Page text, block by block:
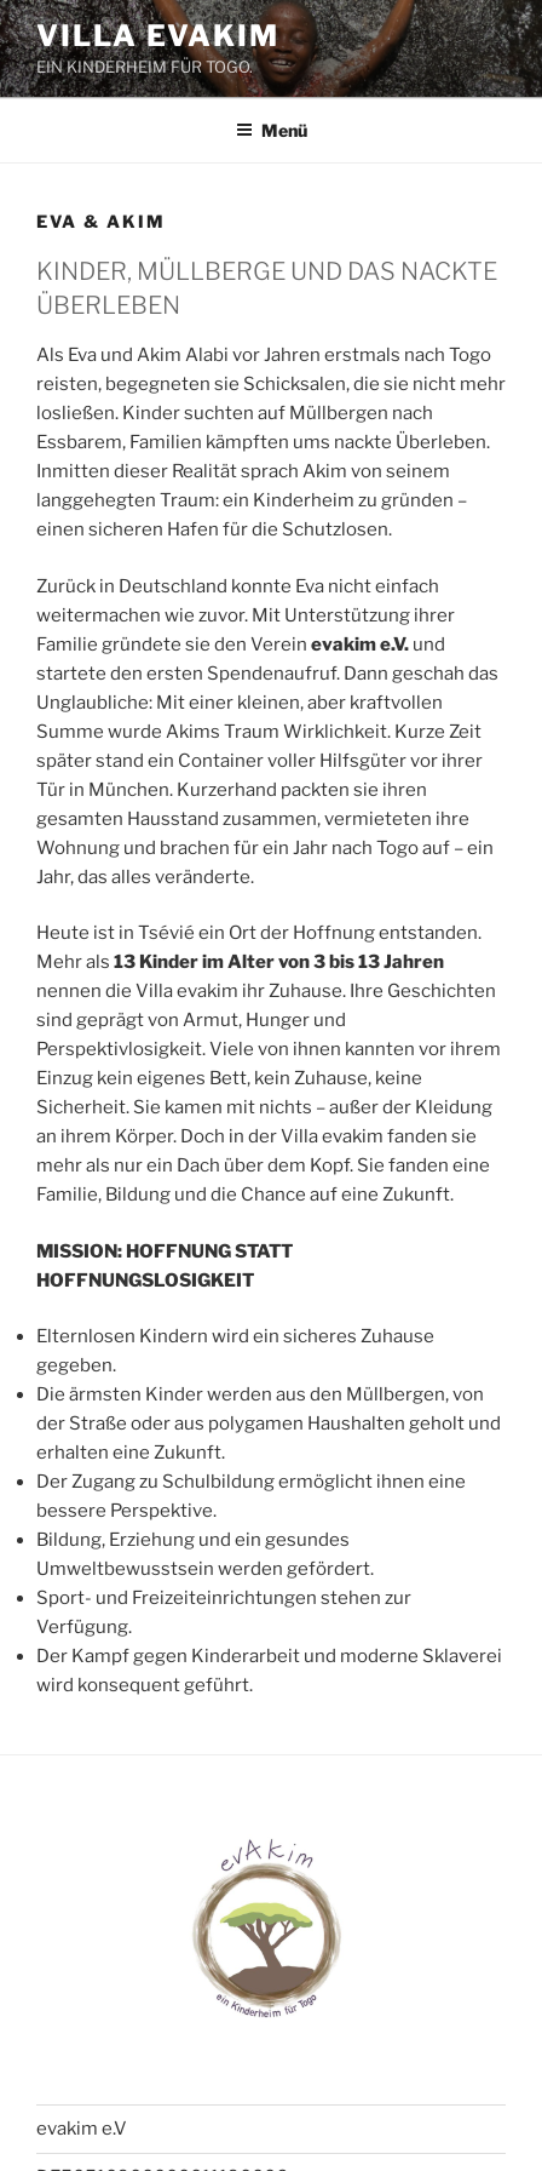
Zum
Inhalt
springen
VILLA EVAKIM
EIN KINDERHEIM FÜR TOGO.
Menü
EVA & AKIM
KINDER, MÜLLBERGE UND DAS NACKTE
ÜBERLEBEN
Als Eva und Akim Alabi vor Jahren erstmals nach Togo
reisten, begegneten sie Schicksalen, die sie nicht mehr
losließen. Kinder suchten auf Müllbergen nach
Essbarem, Familien kämpften ums nackte Überleben.
Inmitten dieser Realität sprach Akim von seinem
langgehegten Traum: ein Kinderheim zu gründen –
einen sicheren Hafen für die Schutzlosen.
Zurück in Deutschland konnte Eva nicht einfach
weitermachen wie zuvor. Mit Unterstützung ihrer
Familie gründete sie den Verein evakim e.V. und
startete den ersten Spendenaufruf. Dann geschah das
Unglaubliche: Mit einer kleinen, aber kraftvollen
Summe wurde Akims Traum Wirklichkeit. Kurze Zeit
später stand ein Container voller Hilfsgüter vor ihrer
Tür in München. Kurzerhand packten sie ihren
gesamten Hausstand zusammen, vermieteten ihre
Wohnung und brachen für ein Jahr nach Togo auf – ein
Jahr, das alles veränderte.
Heute ist in Tsévié ein Ort der Hoffnung entstanden.
Mehr als 13 Kinder im Alter von 3 bis 13 Jahren
nennen die Villa evakim ihr Zuhause. Ihre Geschichten
sind geprägt von Armut, Hunger und
Perspektivlosigkeit. Viele von ihnen kannten vor ihrem
Einzug kein eigenes Bett, kein Zuhause, keine
Sicherheit. Sie kamen mit nichts – außer der Kleidung
an ihrem Körper. Doch in der Villa evakim fanden sie
mehr als nur ein Dach über dem Kopf. Sie fanden eine
Familie, Bildung und die Chance auf eine Zukunft.
MISSION: HOFFNUNG STATT
HOFFNUNGSLOSIGKEIT
Elternlosen Kindern wird ein sicheres Zuhause
gegeben.
Die ärmsten Kinder werden aus den Müllbergen, von
der Straße oder aus polygamen Haushalten geholt und
erhalten eine Zukunft.
Der Zugang zu Schulbildung ermöglicht ihnen eine
bessere Perspektive.
Bildung, Erziehung und ein gesundes
Umweltbewusstsein werden gefördert.
Sport- und Freizeiteinrichtungen stehen zur
Verfügung.
Der Kampf gegen Kinderarbeit und moderne Sklaverei
wird konsequent geführt.
evakim e.V